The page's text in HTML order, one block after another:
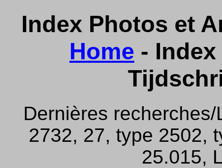
Index Photos et
Home -
Dernières
2732, 27, type 2502,
25.015,